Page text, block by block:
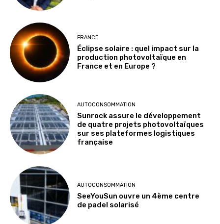
FRANCE
Éclipse solaire : quel impact sur la
production photovoltaïque en
France et en Europe ?
AUTOCONSOMMATION
Sunrock assure le développement
de quatre projets photovoltaïques
sur ses plateformes logistiques
française
AUTOCONSOMMATION
SeeYouSun ouvre un 4ème centre
de padel solarisé